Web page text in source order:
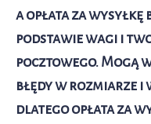
a opłata za
podstawie wagi i
pocztowego. Mogą
błędy w rozmiarze
dlatego opłata za
Wiadomości
O transporcie i